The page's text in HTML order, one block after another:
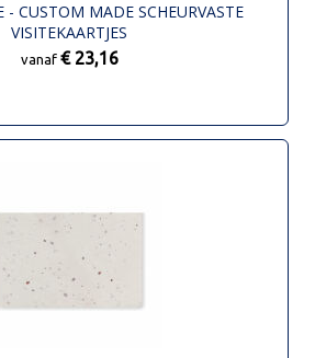
- CUSTOM MADE SCHEURVASTE
VISITEKAARTJES
vanaf € 23,16